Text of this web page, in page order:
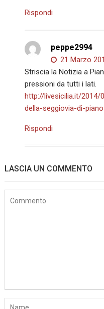
Rispondi
peppe2994
21 Marzo
Striscia la Notizia a
pressioni da tutti i lati.
http://livesicilia.it/
della-seggiovia-di-
Rispondi
LASCIA UN COMMENTO